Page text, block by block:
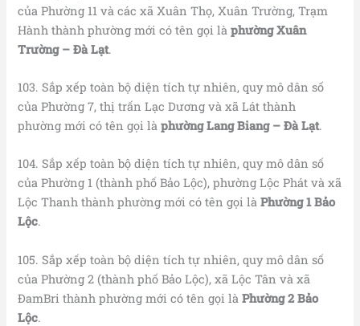
của Phường 11 và các xã Xuân Thọ, Xuân Trường, Trạm
Hành thành phường mới có tên gọi làphường Xuân
Trường – Đà Lạt.
103. Sắp xếp toàn bộ diện tích tự nhiên, quy mô dân số
của Phường 7, thị trấn Lạc Dương và xã Lát thành
phường mới có tên gọi làphườngLang Biang – Đà Lạt.
104. Sắp xếp toàn bộ diện tích tự nhiên, quy mô dân số
của Phường 1 (thành phố Bảo Lộc), phường Lộc Phát và xã
Lộc Thanh thành phường mới có tên gọi làPhường 1 Bảo
Lộc.
105. Sắp xếp toàn bộ diện tích tự nhiên, quy mô dân số
của Phường 2 (thành phố Bảo Lộc), xã Lộc Tân và xã
ĐamBri thành phường mới có tên gọi làPhường 2 Bảo
Lộc.